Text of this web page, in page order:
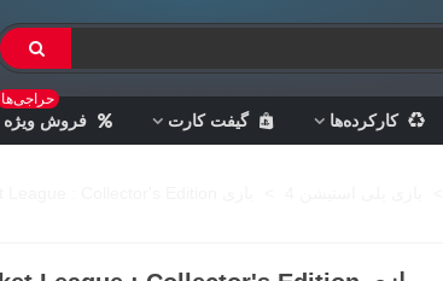
کارکرده‌ها گیفت کارت فروش ویژه
حراجی‌ها